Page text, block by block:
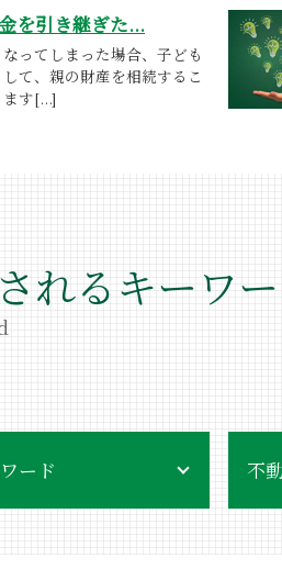
を引き継ぎた...
ってしまった場合、子ども
て、親の財産を相続するこ
す[...]
れるキーワ
ード 不